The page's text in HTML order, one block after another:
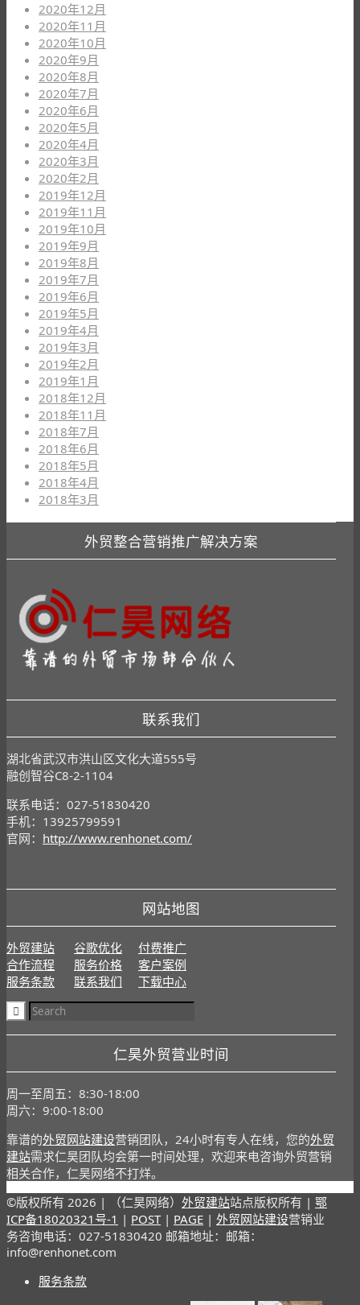
2020年12月
2020年11月
2020年10月
2020年9月
2020年8月
2020年7月
2020年6月
2020年5月
2020年4月
2020年3月
2020年2月
2019年12月
2019年11月
2019年10月
2019年9月
2019年8月
2019年7月
2019年6月
2019年5月
2019年4月
2019年3月
2019年2月
2019年1月
2018年12月
2018年11月
2018年7月
2018年6月
2018年5月
2018年4月
2018年3月
外贸整合营销推广解决方案
联系我们
湖北省武汉市洪山区文化大道555号
融创智谷C8-2-1104
联系电话：027-51830420
手机：13925799591
官网： http://www.renhonet.com/
网站地图
外贸建站 谷歌优化
付费推广
合作流程
服务价格
客户案例
服务条款
联系我们 下载中心
仁昊外贸营业时间
周一至周五：8:30-18:00
周六：9:00-18:00
靠谱的外贸网站建设营销团队，24小时有专人在线，您的外贸
建站需求仁昊团队均会第一时间处理，欢迎来电咨询外贸营销
相关合作，仁昊网络不打烊。
©版权所有 2026 | （仁昊网络） 外贸建站站点版权所有 | 鄂
ICP备18020321号-1 | POST| PAGE | 外贸网站建设营销业
务咨询电话：027-51830420 邮箱地址：邮箱：
info@renhonet.com
服务条款